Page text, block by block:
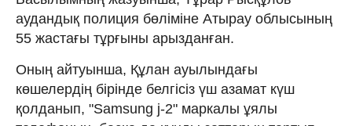
аудандық полиция бөліміне Атырау облысының
55 жастағы тұрғыны арызданған.
Оның айтуынша, Құлан ауылындағы
көшелердің бірінде белгісіз үш азамат күш
қолданып, "Samsung j-2" маркалы ұялы